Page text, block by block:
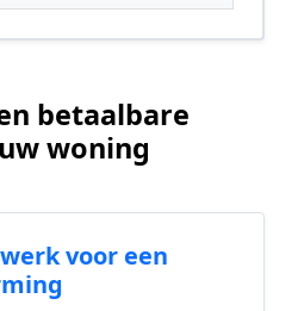
betaalbare
woning
voor een